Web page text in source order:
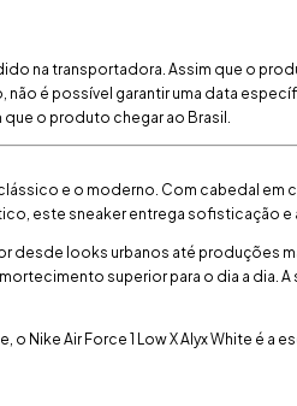
na transportadora. Assim que o
é possível garantir uma data
o produto chegar ao Brasil.
e o moderno. Com cabedal em
este sneaker entrega sofisticação
desde looks urbanos até produções
superior para o dia a dia.
Air Force 1 Low X Alyx White é a